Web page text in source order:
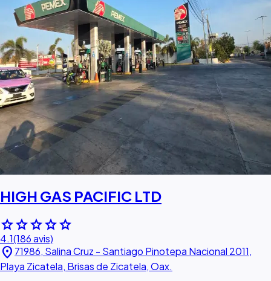
HIGH GAS PACIFIC LTD
starstarstarstarstar
4.1(186 avis)
location_on 71986, Salina Cruz - Santiago Pinotepa Nacional 2011,
Playa Zicatela, Brisas de Zicatela, Oax.